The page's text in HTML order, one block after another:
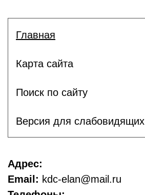
Главная
Карта сайта
Поиск по сайту
Версия для слабовидящих
Адрес:
Email: kdc-elan@mail.ru